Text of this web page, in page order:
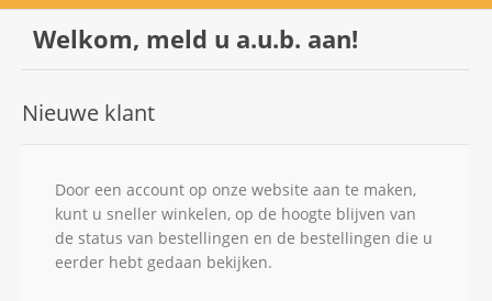
Welkom, meld u a.u.b. aan!
Nieuwe klant
Door een account op onze website aan te maken,
kunt u sneller winkelen, op de hoogte blijven van
de status van bestellingen en de bestellingen die u
eerder hebt gedaan bekijken.